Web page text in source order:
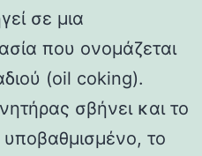
σε μια
που ονομάζεται
(oil coking).
σβήνει και το
το